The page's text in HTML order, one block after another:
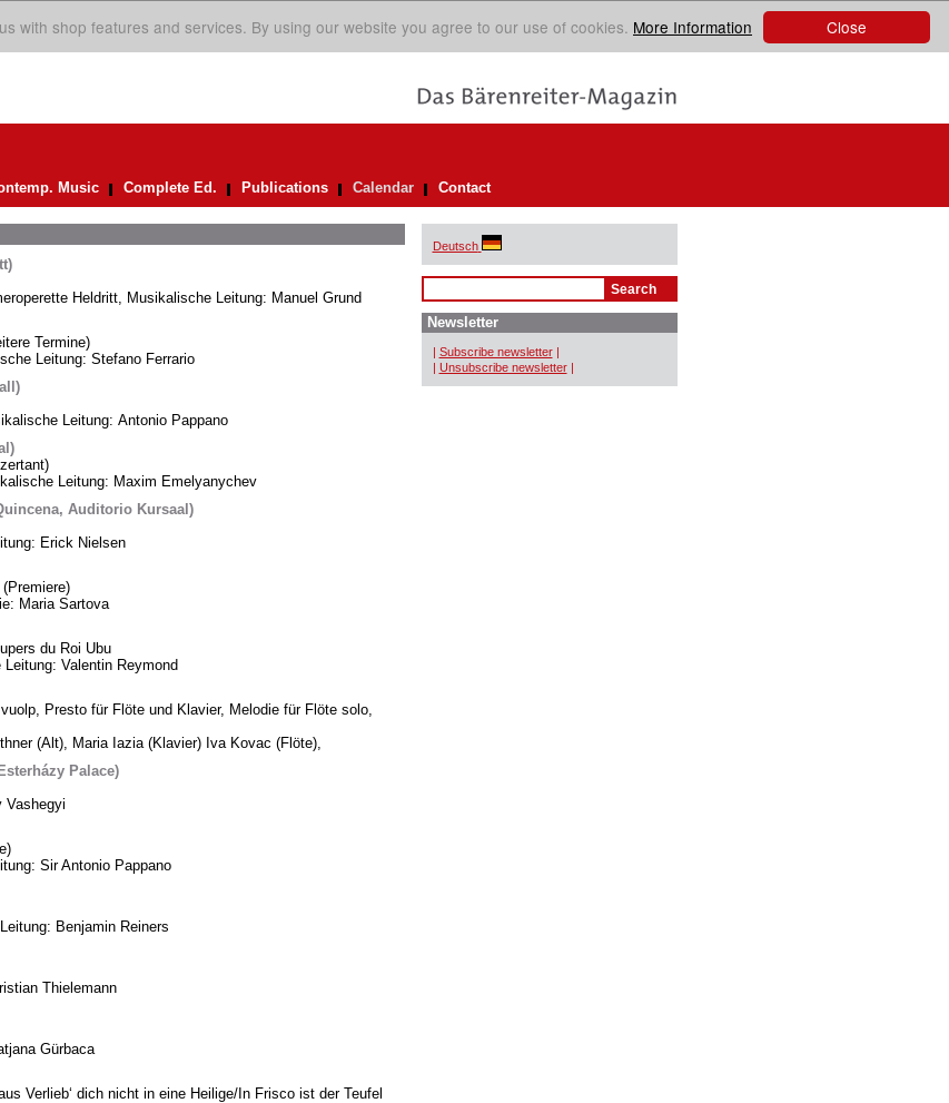
Close
with shop features and services. By using our website you agree to our use of cookies. More Information
Music Complete Ed. Publications Calendar Contact
Heldritt, Musikalische Leitung: Manuel Grund
Termine)
Leitung: Stefano Ferrario
Leitung: Antonio Pappano
Leitung: Maxim Emelyanychev
Auditorio Kursaal)
Erick Nielsen
Maria Sartova
du Roi Ubu
Valentin Reymond
Presto für Flöte und Klavier, Melodie für Flöte solo,
(Alt), Maria Iazia (Klavier) Iva Kovac (Flöte),
Palace)
Vashegyi
Sir Antonio Pappano
Benjamin Reiners
Thielemann
Gürbaca
Verlieb‘ dich nicht in eine Heilige/In Frisco ist der Teufel
Deutsch
Newsletter
| Subscribe newsletter |
| Unsubscribe newsletter |